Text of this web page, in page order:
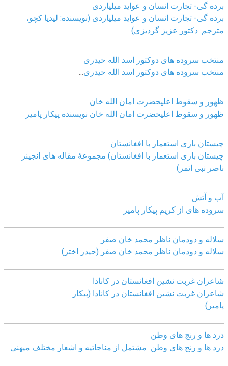
برده گی- تجارت انسان و عواید میلیاردی
برده گی- تجارت انسان و عواید میلیاردی (نویسنده: لیدیا کچو،
مترجم: دکتور عزیز گردیزی)
منتخب سروده های دوکتور اسد الله حیدری
منتخب سروده های دوکتور اسد الله حیدری
ظهور و سقوط اعلیحضرت امان الله خان
ظهور و سقوط اعلیحضرت امان الله خان نویسنده پیکار پامیر
چیستان بازی استعمار با افغانستان
چیستان بازی استعمار با افغانستان) مجموعۀ مقاله های انجینر
ناصر نبی اتمر)
آب و آتش
سروده های از کریم پیکار پامیر
سلاله و دودمان ناظر محمد خان صفر
سلاله و دودمان ناظر محمد خان صفر (حیدر اختر)
شاعران غربت نشین افغانستان در کانادا
شاعران غربت نشین افغانستان در کانادا (پیکار
پامیر)
درد ها و رنج های وطن
درد ها و رنج های وطن مشتمل از مناجاتیه و اشعار مختلف میهنی